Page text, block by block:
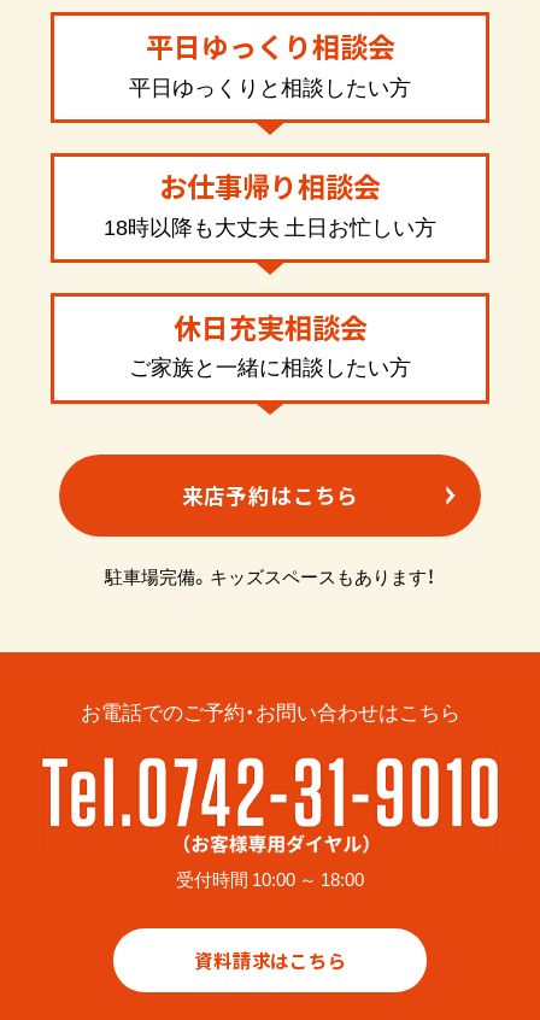
平日ゆっくり相談会
平日ゆっくりと相談したい方
お仕事帰り相談会
18時以降も大丈夫 土日お忙しい方
休日充実相談会
ご家族と一緒に相談したい方
来店予約はこちら
駐車場完備。キッズスペースもあります！
お電話でのご予約・お問い合わせはこちら
受付時間 10:00 ～ 18:00
資料請求はこちら